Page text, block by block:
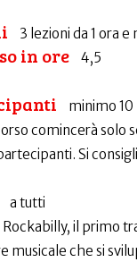
3 lezioni da 1 ora e
in ore 4,5
minimo
comincerà solo
Si
a tutti
Rockabilly, il primo
musicale che si